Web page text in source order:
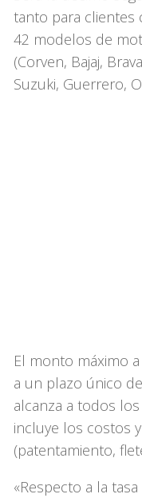
tanto para clientes
42 modelos de
(Corven, Bajaj,
Suzuki, Guerrero,
El monto máximo
a un plazo único
alcanza a todos
incluye los costos
(patentamiento,
«Respecto a la